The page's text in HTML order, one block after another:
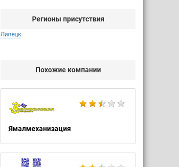
Регионы присутствия
Липецк
Похожие компании
Ямалмеханизация